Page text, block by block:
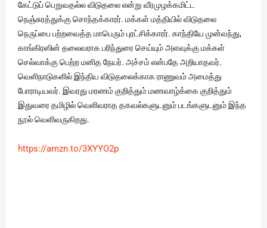
கேட்டுப் பெறுவதல்ல விடுதலை என்று வீரமுழக்கமிட்ட
நெஞ்சுரத்துக்கு சொந்தக்காரர். மக்கள் மத்தியில் விடுதலை
நெருப்பை பற்றவைத்த மாபெரும் புரட்சிக்காரர். காந்தியே முன்வந்து,
காங்கிரஸின் தலைவராக பரிந்துரை செய்யும் அளவுக்கு மக்கள்
செல்வாக்கு பெற்ற மனித நேயர். அச்சம் என்பதே அறியாதவர்.
வெளிநாடுகளில் இந்திய விடுதலைக்காக ராணுவம் அமைத்து
போராடியவர். இவரது மரணம் குறித்தும் மணவாழ்க்கை குறித்தும்
இதுவரை தமிழில் வெளிவராத தகவல்களுடனும் படங்களுடனும் இந்த
நூல் வெளிவருகிறது.
https://amzn.to/3XYYO2p